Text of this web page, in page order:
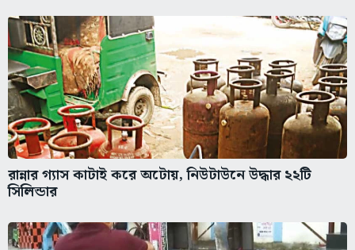
রান্নার গ্যাস কাটাই করে অটোয়, নিউটাউনে উদ্ধার ২২টি
সিলিন্ডার